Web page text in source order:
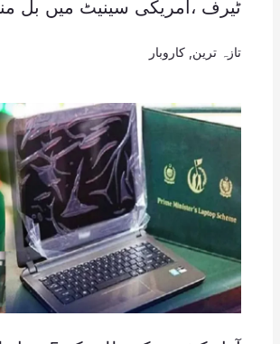
ٹیرف ،امریکی سینیٹ میں بل
تازہ ترین کاروبار